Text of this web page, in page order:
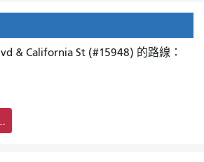
& California St (#15948) 的路線：